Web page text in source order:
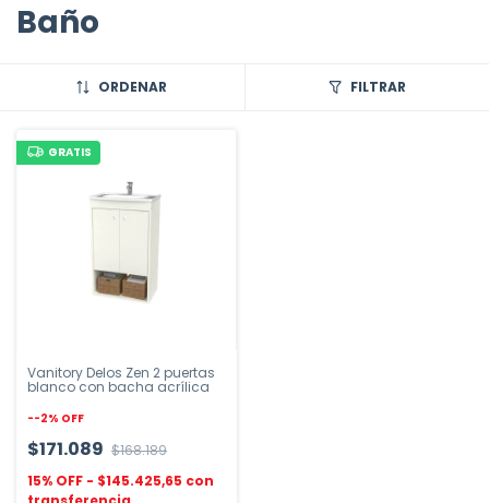
Baño
ORDENAR FILTRAR
GRATIS
Vanitory Delos Zen 2 puertas
blanco con bacha acrílica
--2% OFF
$171.089 $168.189
$145.425,65